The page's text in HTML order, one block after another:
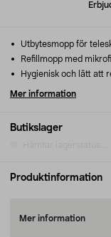
Butikslager
Utbytesmopp för
Refillmopp med
Hygienisk och lätt att
Mer information
Produktinformation
Mer information